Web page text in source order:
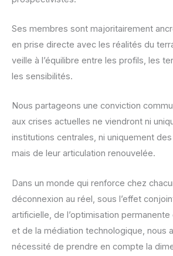
Ses membres sont majoritairement
en prise directe avec les réalités du
veille à l’équilibre entre les profils, les
les sensibilités.
Nous partageons une conviction
aux crises actuelles ne viendront ni
institutions centrales, ni uniquement
mais de leur articulation renouvelée.
Dans un monde qui renforce chez
déconnexion au réel, sous l’effet
artificielle, de l’optimisation
et de la médiation technologique, nous
nécessité de prendre en compte la